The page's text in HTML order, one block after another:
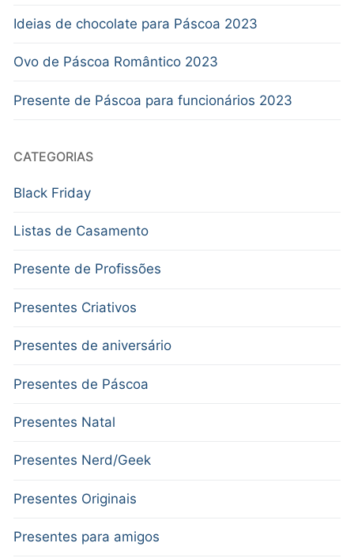
Ideias de chocolate para Páscoa 2023
Ovo de Páscoa Romântico 2023
Presente de Páscoa para funcionários 2023
CATEGORIAS
Black Friday
Listas de Casamento
Presente de Profissões
Presentes Criativos
Presentes de aniversário
Presentes de Páscoa
Presentes Natal
Presentes Nerd/Geek
Presentes Originais
Presentes para amigos